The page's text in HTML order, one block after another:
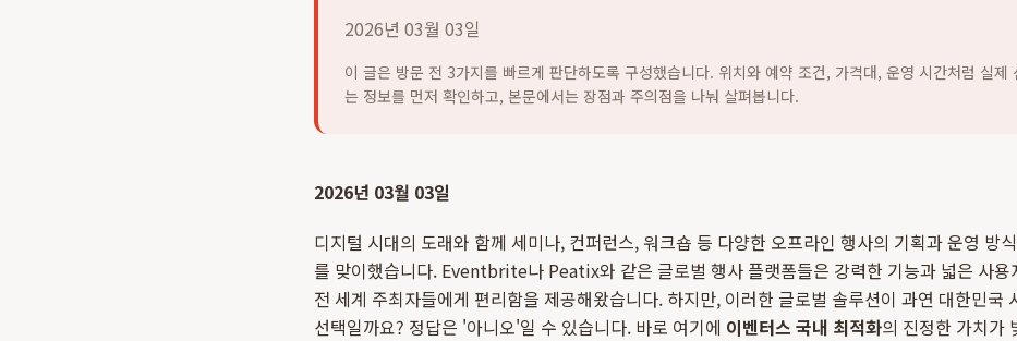
2026년 03월 03일
이 글은 방문 전 3가지를 빠르게 판단하도록 구성했습니다. 위치와 예약 조건, 가격대, 운영 시간처럼 실제
는 정보를 먼저 확인하고, 본문에서는 장점과 주의점을 나눠 살펴봅니다.
2026년 03월 03일
디지털 시대의 도래와 함께 세미나, 컨퍼런스, 워크숍 등 다양한 오프라인 행사의 기획과 운영 방
를 맞이했습니다. Eventbrite나 Peatix와 같은 글로벌 행사 플랫폼들은 강력한 기능과 넓은 사용
전 세계 주최자들에게 편리함을 제공해왔습니다. 하지만, 이러한 글로벌 솔루션이 과연 대한민국
선택일까요? 정답은 '아니오'일 수 있습니다. 바로 여기에 이벤터스 국내 최적화의 진정한 가치가